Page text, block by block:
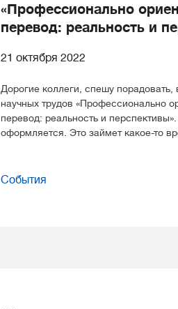
«Профессионально
перевод: реальность и
21 октября 2022
Дорогие коллеги, cпешу
научных трудов «Профессионально
перевод: реальность и
оформляется. Это займет какое-то
События